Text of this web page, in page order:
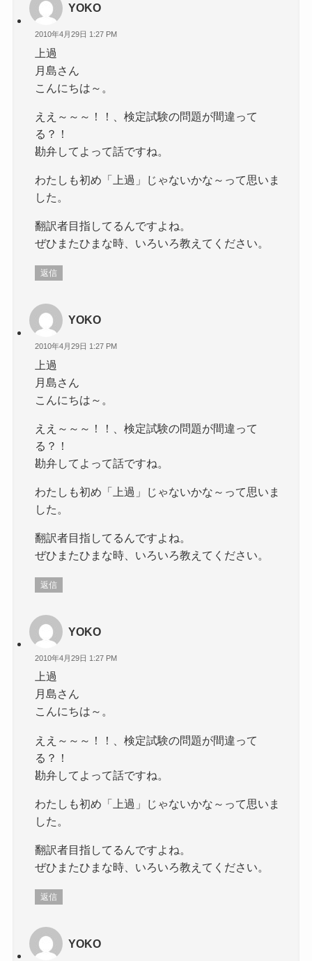
YOKO
2010年4月29日 1:27 PM
上過
月島さん
こんにちは～。
ええ～～～！！、検定試験の問題が間違って
る？！
勘弁してよって話ですね。
わたしも初め「上過」じゃないかな～って思いま
した。
翻訳者目指してるんですよね。
ぜひまたひまな時、いろいろ教えてください。
返信
YOKO
2010年4月29日 1:27 PM
上過
月島さん
こんにちは～。
ええ～～～！！、検定試験の問題が間違って
る？！
勘弁してよって話ですね。
わたしも初め「上過」じゃないかな～って思いま
した。
翻訳者目指してるんですよね。
ぜひまたひまな時、いろいろ教えてください。
返信
YOKO
2010年4月29日 1:27 PM
上過
月島さん
こんにちは～。
ええ～～～！！、検定試験の問題が間違って
る？！
勘弁してよって話ですね。
わたしも初め「上過」じゃないかな～って思いま
した。
翻訳者目指してるんですよね。
ぜひまたひまな時、いろいろ教えてください。
返信
YOKO